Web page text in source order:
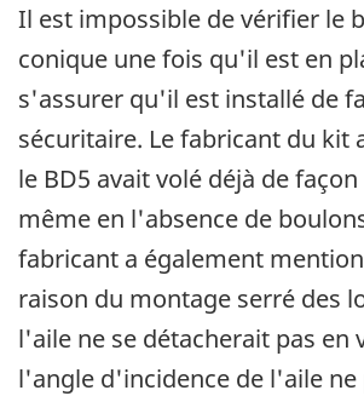
Il est impossible de vérifier le
conique une fois qu'il est en
s'assurer qu'il est installé de
sécuritaire. Le fabricant du kit
le BD5 avait volé déjà de
même en l'absence de
fabricant a également
raison du montage serré des
l'aile ne se détacherait pas en
l'angle d'incidence de l'aile